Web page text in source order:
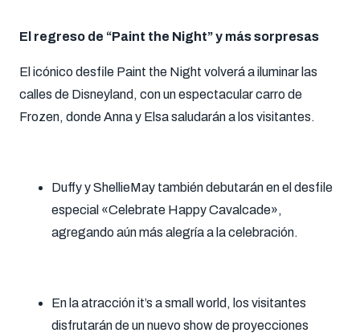
El regreso de “Paint the Night” y más sorpresas
El icónico desfile Paint the Night volverá a iluminar las
calles de Disneyland, con un espectacular carro de
Frozen, donde Anna y Elsa saludarán a los visitantes.
Duffy y ShellieMay también debutarán en el desfile
especial «Celebrate Happy Cavalcade»,
agregando aún más alegría a la celebración.
En la atracción it’s a small world, los visitantes
disfrutarán de un nuevo show de proyecciones